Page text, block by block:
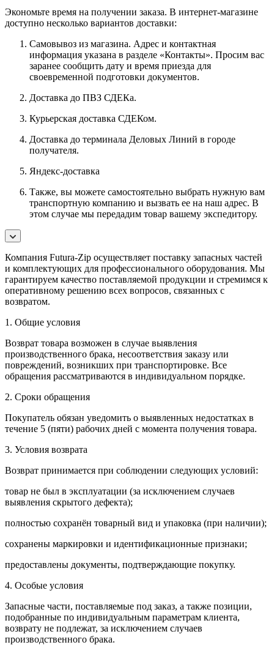
Экономьте время на получении заказа. В интернет-магазине
доступно несколько вариантов доставки:
Самовывоз из магазина. Адрес и контактная
информация указана в разделе «Контакты». Просим вас
заранее сообщить дату и время приезда для
своевременной подготовки документов.
Доставка до ПВЗ СДЕКа.
Курьерская доставка СДЕКом.
Доставка до терминала Деловых Линий в городе
получателя.
Яндекс-доставка
Также, вы можете самостоятельно выбрать нужную вам
транспортную компанию и вызвать ее на наш адрес. В
этом случае мы передадим товар вашему экспедитору.
Компания Futura-Zip осуществляет поставку запасных частей
и комплектующих для профессионального оборудования. Мы
гарантируем качество поставляемой продукции и стремимся к
оперативному решению всех вопросов, связанных с
возвратом.
1. Общие условия
Возврат товара возможен в случае выявления
производственного брака, несоответствия заказу или
повреждений, возникших при транспортировке. Все
обращения рассматриваются в индивидуальном порядке.
2. Сроки обращения
Покупатель обязан уведомить о выявленных недостатках в
течение 5 (пяти) рабочих дней с момента получения товара.
3. Условия возврата
Возврат принимается при соблюдении следующих условий:
товар не был в эксплуатации (за исключением случаев
выявления скрытого дефекта);
полностью сохранён товарный вид и упаковка (при наличии);
сохранены маркировки и идентификационные признаки;
предоставлены документы, подтверждающие покупку.
4. Особые условия
Запасные части, поставляемые под заказ, а также позиции,
подобранные по индивидуальным параметрам клиента,
возврату не подлежат, за исключением случаев
производственного брака.